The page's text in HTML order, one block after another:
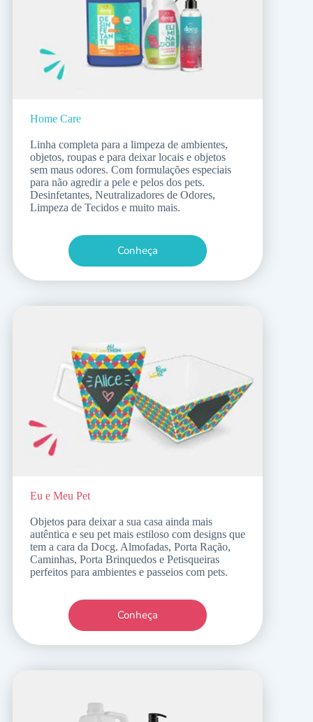
Home Care
Linha completa para a limpeza de ambientes,
objetos, roupas e para deixar locais e objetos
sem maus odores. Com formulações especiais
para não agredir a pele e pelos dos pets.
Desinfetantes, Neutralizadores de Odores,
Limpeza de Tecidos e muito mais.
Conheça
Eu e Meu Pet
Objetos para deixar a sua casa ainda mais
autêntica e seu pet mais estiloso com designs que
tem a cara da Docg. Almofadas, Porta Ração,
Caminhas, Porta Brinquedos e Petisqueiras
perfeitos para ambientes e passeios com pets.
Conheça